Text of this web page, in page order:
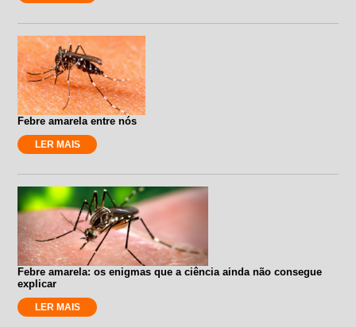
Febre amarela entre nós
LER MAIS
Febre amarela: os enigmas que a ciência ainda não consegue
explicar
LER MAIS